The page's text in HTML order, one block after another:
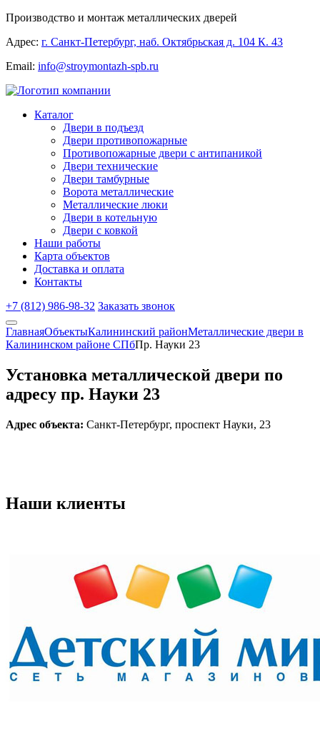
Производство и монтаж металлических дверей
Адрес: г. Санкт-Петербург, наб. Октябрьская д. 104 К. 43
Email: info@stroymontazh-spb.ru
Каталог
Двери в подъезд
Двери противопожарные
Противопожарные двери с антипаникой
Двери технические
Двери тамбурные
Ворота металлические
Металлические люки
Двери в котельную
Двери с ковкой
Наши работы
Карта объектов
Доставка и оплата
Контакты
+7 (812) 986-98-32 Заказать звонок
ГлавнаяОбъектыКалининский районМеталлические двери в
Калининском районе СПбПр. Науки 23
Установка металлической двери по
адресу пр. Науки 23
Адрес объекта: Санкт-Петербург, проспект Науки, 23
Наши клиенты